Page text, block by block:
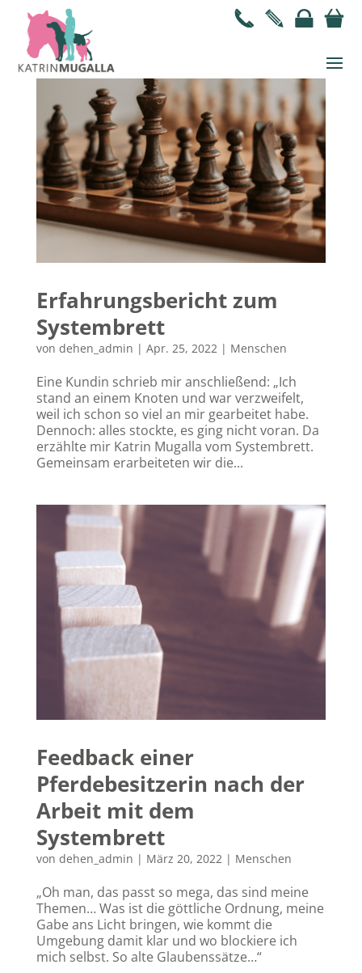
Erfahrungsbericht zum
Systembrett
von dehen_admin | Apr. 25, 2022 | Menschen
Eine Kundin schrieb mir anschließend: „Ich
stand an einem Knoten und war verzweifelt,
weil ich schon so viel an mir gearbeitet habe.
Dennoch: alles stockte, es ging nicht voran. Da
erzählte mir Katrin Mugalla vom Systembrett.
Gemeinsam erarbeiteten wir die...
Feedback einer
Pferdebesitzerin nach der
Arbeit mit dem
Systembrett
von dehen_admin | März 20, 2022| Menschen
„Oh man, das passt so mega, das sind meine
Themen… Was ist die göttliche Ordnung, meine
Gabe ans Licht bringen, wie kommt die
Umgebung damit klar und wo blockiere ich
mich selbst. So alte Glaubenssätze…“